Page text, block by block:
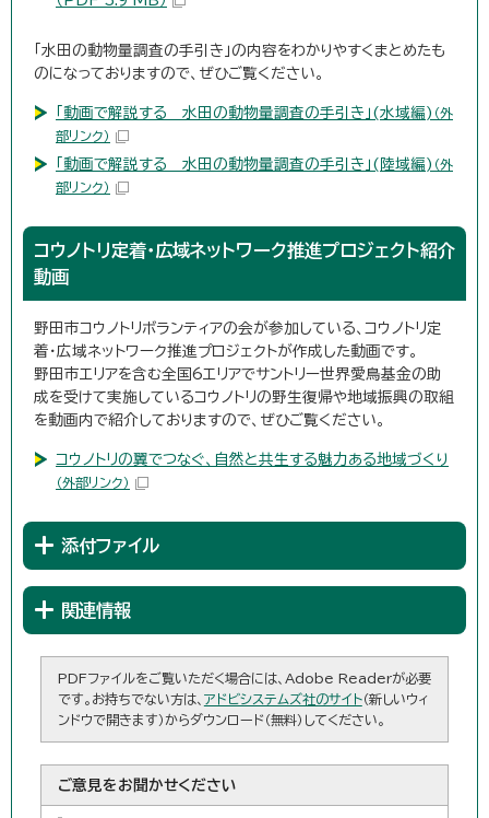
「水田の動物量調査の手引き」の内容をわかりやすくまとめたも
のになっておりますので、ぜひご覧ください。
「動画で解説する 水田の動物量調査の手引き」(水域編) （外
部リンク）
「動画で解説する 水田の動物量調査の手引き」(陸域編) （外
部リンク）
コウノトリ定着・広域ネットワーク推進プロジェクト紹介
動画
野田市コウノトリボランティアの会が参加している、コウノトリ定
着・広域ネットワーク推進プロジェクトが作成した動画です。
野田市エリアを含む全国6エリアでサントリー世界愛鳥基金の助
成を受けて実施しているコウノトリの野生復帰や地域振興の取組
を動画内で紹介しておりますので、ぜひご覧ください。
コウノトリの翼でつなぐ、自然と共生する魅力ある地域づくり
（外部リンク）
添付ファイル
関連情報
PDFファイルをご覧いただく場合には、Adobe Readerが必要
です。お持ちでない方は、 アドビシステムズ社のサイト（新しいウィ
ンドウで開きます）からダウンロード（無料）してください。
ご意見をお聞かせください